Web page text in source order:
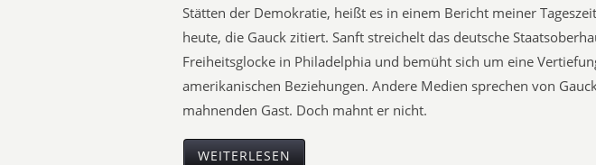
Stätten der Demokratie, heißt es in einem Bericht meiner
heute, die Gauck zitiert. Sanft streichelt das deutsche
Freiheitsglocke in Philadelphia und bemüht sich um eine
amerikanischen Beziehungen. Andere Medien sprechen von
mahnenden Gast. Doch mahnt er nicht.
WEITERLESEN